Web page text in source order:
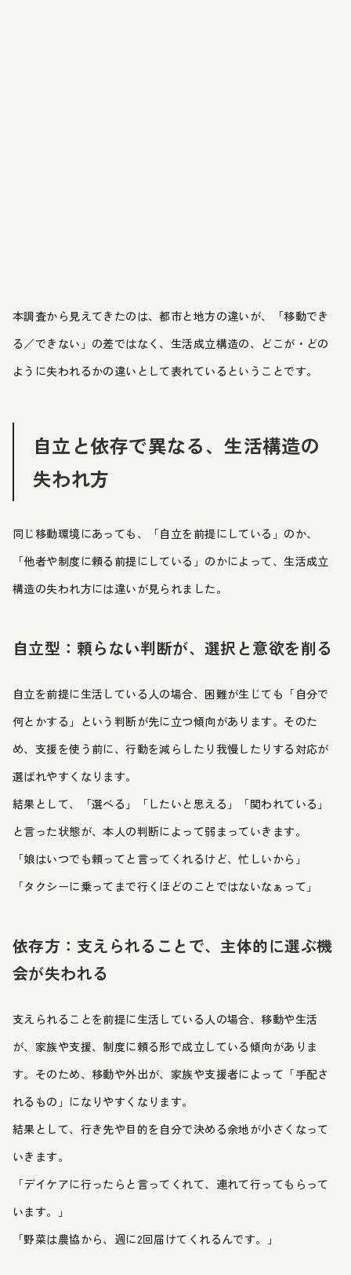
本調査から見えてきたのは、都市と地方の違いが、「移動でき
る／できない」の差ではなく、生活成立構造の、どこが・どの
ように失われるかの違いとして表れているということです。
自立と依存で異なる、生活構造の
失われ方
同じ移動環境にあっても、「自立を前提にしている」のか、
「他者や制度に頼る前提にしている」のかによって、生活成立
構造の失われ方には違いが見られました。
自立型：頼らない判断が、選択と意欲を削る
自立を前提に生活している人の場合、困難が生じても「自分で
何とかする」という判断が先に立つ傾向があります。そのた
め、支援を使う前に、行動を減らしたり我慢したりする対応が
選ばれやすくなります。
結果として、「選べる」「したいと思える」「関われている」
と言った状態が、本人の判断によって弱まっていきます。
「娘はいつでも頼ってと言ってくれるけど、忙しいから」
「タクシーに乗ってまで行くほどのことではないなぁって」
依存方：支えられることで、主体的に選ぶ機
会が失われる
支えられることを前提に生活している人の場合、移動や生活
が、家族や支援、制度に頼る形で成立している傾向がありま
す。そのため、移動や外出が、家族や支援者によって「手配さ
れるもの」になりやすくなります。
結果として、行き先や目的を自分で決める余地が小さくなって
いきます。
「デイケアに行ったらと言ってくれて、連れて行ってもらって
います。」
「野菜は農協から、週に2回届けてくれるんです。」